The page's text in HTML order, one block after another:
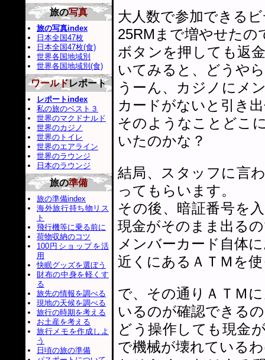
大人数で参加できる
25RMまで増やせたの
ボタンを押しても返
いてみると、どうや
うーん、カジノにメ
カードがないと引き
そのようなことどこ
いたのかな？
結局、スタッフに言
ってもらいます。
その後、暗証番号を
現金がそのまま出る
メンバーカード自体
近くにあるＡＴＭを
で、その通りＡＴＭ
いるのが確認できる
どう操作しても現金
で機械が壊れている
旅の写真
旅の写真index
日本全国47枚
日本全国47枚(食)
世界各国地域別
世界各国地域別(食)
ワールドレポート
レポートindex
私の旅のベスト３
世界のマクドナルド
世界のカジノ
世界のトイレ
世界のエアライン
世界のラウンジ
日本のラウンジ
旅の準備
旅の準備index
海外旅行持ち物リス
ト
飛行機等に乗る前に
荷物収納のコツ
100円ショップを活
用
快眠グッズを選ぼう
財布の中身を軽くす
る
旅先の情報を調べる
現地の天候を調べる
旅行の時期を考える
お土産を考える
旅行メモを作成しよ
う
日頃の旅の準備